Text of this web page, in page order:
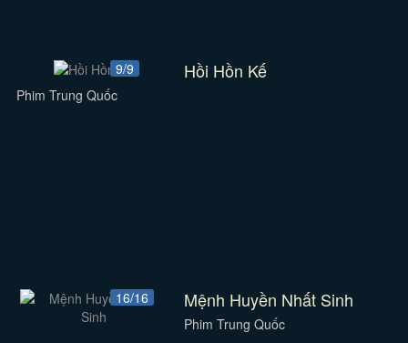
9/9 Hồi Hồn Kế
Phim Trung Quốc
16/16 Mệnh Huyền Nhất Sinh
Phim Trung Quốc